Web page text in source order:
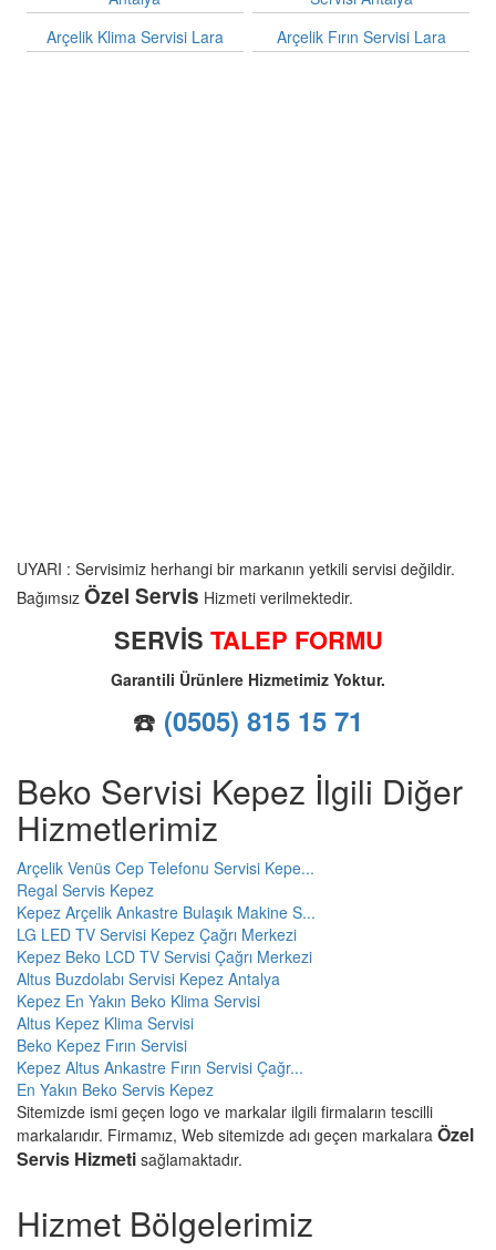
Arçelik Klima Servisi Lara
Arçelik Fırın Servisi Lara
UYARI : Servisimiz herhangi bir markanın yetkili servisi değildir.
Bağımsız Özel Servis Hizmeti verilmektedir.
SERVİS TALEP FORMU
Garantili Ürünlere Hizmetimiz Yoktur.
☎️ (0505) 815 15 71
Beko Servisi Kepez İlgili Diğer
Hizmetlerimiz
Arçelik Venüs Cep Telefonu Servisi Kepe...
Regal Servis Kepez
Kepez Arçelik Ankastre Bulaşık Makine S...
LG LED TV Servisi Kepez Çağrı Merkezi
Kepez Beko LCD TV Servisi Çağrı Merkezi
Altus Buzdolabı Servisi Kepez Antalya
Kepez En Yakın Beko Klima Servisi
Altus Kepez Klima Servisi
Beko Kepez Fırın Servisi
Kepez Altus Ankastre Fırın Servisi Çağr...
En Yakın Beko Servis Kepez
Sitemizde ismi geçen logo ve markalar ilgili firmaların tescilli
markalarıdır. Firmamız, Web sitemizde adı geçen markalara Özel
Servis Hizmeti sağlamaktadır.
Hizmet Bölgelerimiz